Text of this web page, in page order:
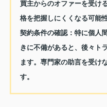
買主からのオファーを受け
格を把握しにくくなる可能
契約条件の確認：特に個人
きに不備があると、後々ト
ます。専門家の助言を受け
す。